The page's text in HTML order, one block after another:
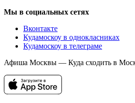
Мы в социальных сетях
Вконтакте
Кудамоскоу в однокласниках
Кудамоскоу в телеграме
Афиша Москвы — Куда сходить в